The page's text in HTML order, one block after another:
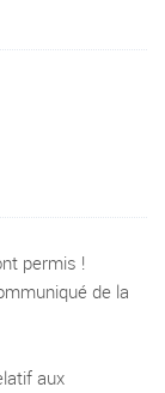
permis !
de la
aux